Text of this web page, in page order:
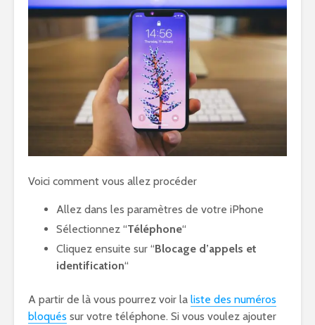
Voici comment vous allez procéder
Allez dans les paramètres de votre iPhone
Sélectionnez “Téléphone“
Cliquez ensuite sur “Blocage d’appels et
identification“
A partir de là vous pourrez voir la liste des numéros
bloqués sur votre téléphone. Si vous voulez ajouter